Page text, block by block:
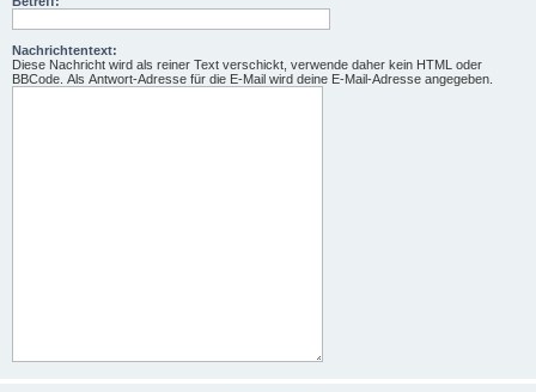
Nachrichtentext:
Diese Nachricht wird als reiner Text verschickt, verwende daher kein HTML oder
BBCode. Als Antwort-Adresse für die E-Mail wird deine E-Mail-Adresse angegeben.